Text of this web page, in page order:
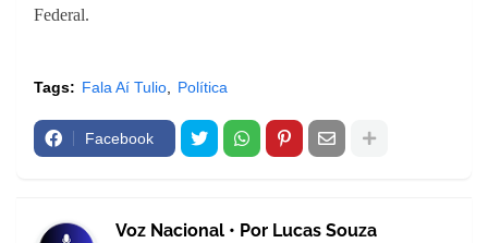
Federal.
Tags: Fala Aí Tulio Política
Facebook
Voz Nacional • Por Lucas Souza